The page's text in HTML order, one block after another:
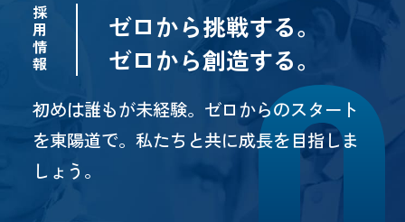
採
用
情
報
ゼロから挑戦する。
ゼロから創造する。
初めは誰もが未経験。ゼロからのスタート
を東陽道で。 私たちと共に成長を目指しま
しょう。